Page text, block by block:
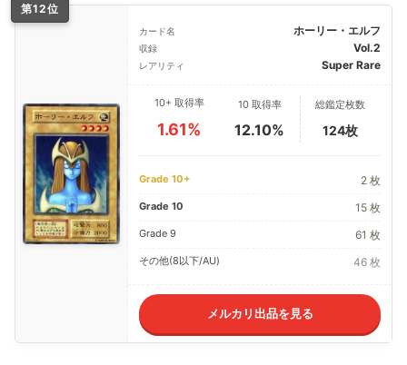
第12位
カード名 ホーリー・エルフ
収録 Vol.2
レアリティ Super Rare
10+ 取得率
1.61%
10 取得率
12.10%
総鑑定枚数
124枚
Grade 10+ 2 枚
Grade 10 15 枚
Grade 9 61 枚
その他(8以下/AU) 46 枚
メルカリ出品を見る